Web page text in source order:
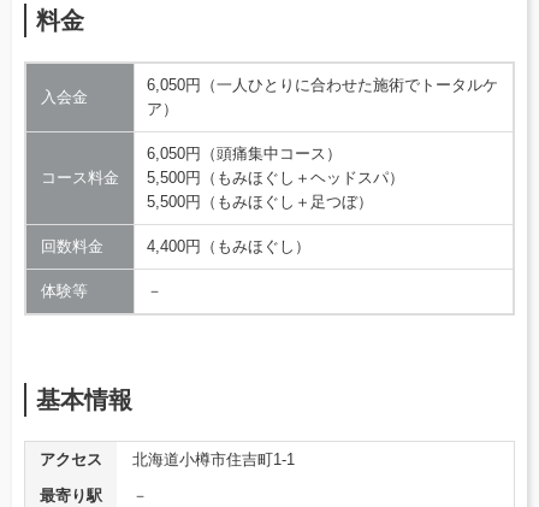
料金
入会金
6,050円（一人ひとりに合わせた施術でトータルケ
ア）
コース料金
6,050円（頭痛集中コース）
5,500円（もみほぐし＋ヘッドスパ）
5,500円（もみほぐし＋足つぼ）
回数料金 4,400円（もみほぐし）
体験等 －
基本情報
アクセス
北海道小樽市住吉町1-1
最寄り駅
－